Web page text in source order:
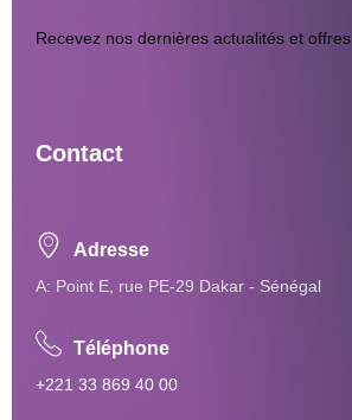
Recevez nos dernières actualités et offres
Contact
Adresse
A: Point E, rue PE-29 Dakar - Sénégal
Téléphone
+221 33 869 40 00